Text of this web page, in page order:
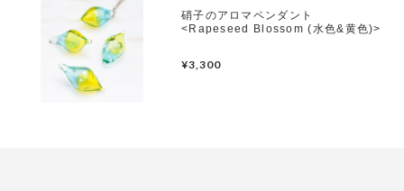
硝子のアロマペンダント
<Rapeseed Blossom (水色&黄色)>
¥3,300